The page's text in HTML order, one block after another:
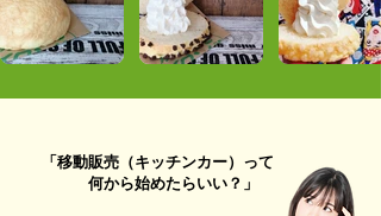
「移動販売（キッチンカー）って
何から始めたらいい？」